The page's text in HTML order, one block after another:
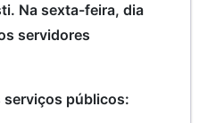
Na sexta-feira, dia
servidores
serviços públicos: